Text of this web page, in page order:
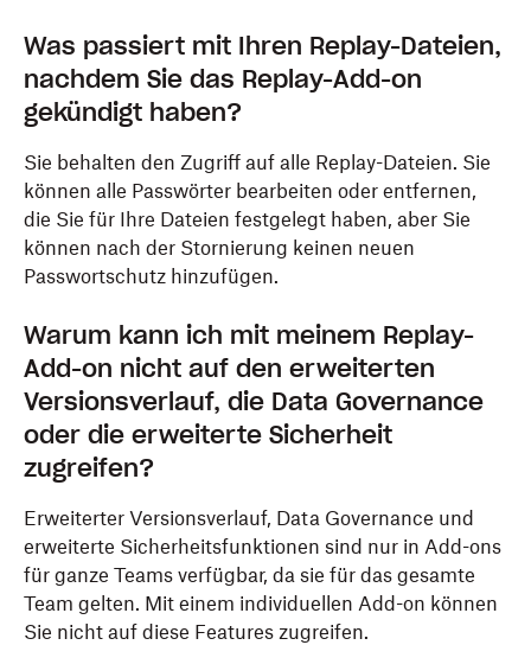
Was passiert mit Ihren Replay-Dateien,
nachdem Sie das Replay-Add-on
gekündigt haben?
Sie behalten den Zugriff auf alle Replay-Dateien. Sie
können alle Passwörter bearbeiten oder entfernen,
die Sie für Ihre Dateien festgelegt haben, aber Sie
können nach der Stornierung keinen neuen
Passwortschutz hinzufügen.
Warum kann ich mit meinem Replay-
Add-on nicht auf den erweiterten
Versionsverlauf, die Data Governance
oder die erweiterte Sicherheit
zugreifen?
Erweiterter Versionsverlauf, Data Governance und
erweiterte Sicherheitsfunktionen sind nur in Add-ons
für ganze Teams verfügbar, da sie für das gesamte
Team gelten. Mit einem individuellen Add-on können
Sie nicht auf diese Features zugreifen.